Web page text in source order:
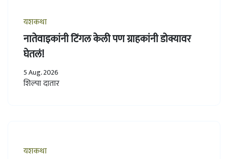
यशकथा
नातेवाइकांनी टिंगल केली पण ग्राहकांनी डोक्यावर
घेतलं!
5 Aug. 2026
शिल्पा दातार
यशकथा